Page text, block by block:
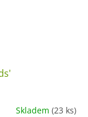
Skladem (23 ks)